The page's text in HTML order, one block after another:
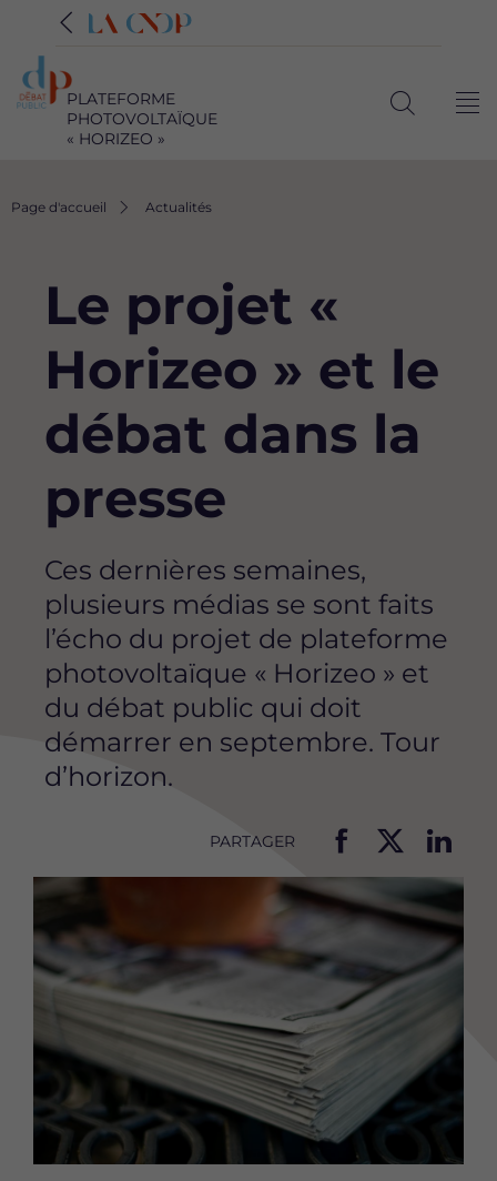
PLATEFORME
PHOTOVOLTAÏQUE
« HORIZEO »
Fil
Page d'accueil Actualités
Le projet «
Horizeo » et le
débat dans la
presse
Ces dernières semaines,
plusieurs médias se sont faits
l’écho du projet de plateforme
photovoltaïque « Horizeo » et
du débat public qui doit
démarrer en septembre. Tour
d’horizon.
PARTAGER
a
r
a
g
e
c
e
t
t
e
r
a
g
e
t
e
a
r
t
a
c
t
e
Image